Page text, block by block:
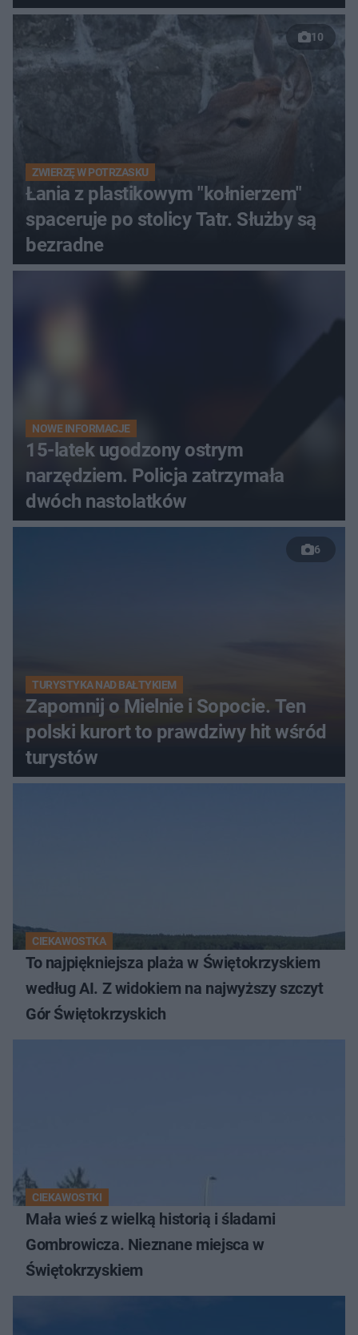
nagranie trafiło do sieci
10
ZWIERZĘ W POTRZASKU
Łania z plastikowym "kołnierzem"
spaceruje po stolicy Tatr. Służby są
bezradne
NOWE INFORMACJE
15-latek ugodzony ostrym
narzędziem. Policja zatrzymała
dwóch nastolatków
6
TURYSTYKA NAD BAŁTYKIEM
Zapomnij o Mielnie i Sopocie. Ten
polski kurort to prawdziwy hit wśród
turystów
CIEKAWOSTKA
To najpiękniejsza plaża w Świętokrzyskiem
według AI. Z widokiem na najwyższy szczyt
Gór Świętokrzyskich
CIEKAWOSTKI
Mała wieś z wielką historią i śladami
Gombrowicza. Nieznane miejsca w
Świętokrzyskiem